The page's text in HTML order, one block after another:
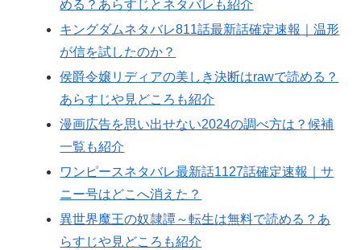
める？あらすじとネタバレも紹介
キングダムネタバレ811話最新話確定速報｜温形
が信を試したのか？
侯爵令嬢リディアの美しき決断はrawで読める？
あらすじや見どころも紹介
漫画広告を思い出せない2024の調べ方は？候補
一覧も紹介
ワンピースネタバレ最新話1127話確定速報｜サ
ニー号はどこへ消えた？
異世界魔王の奴隷譚～転生は無料で読める？あ
らすじや見どころも紹介